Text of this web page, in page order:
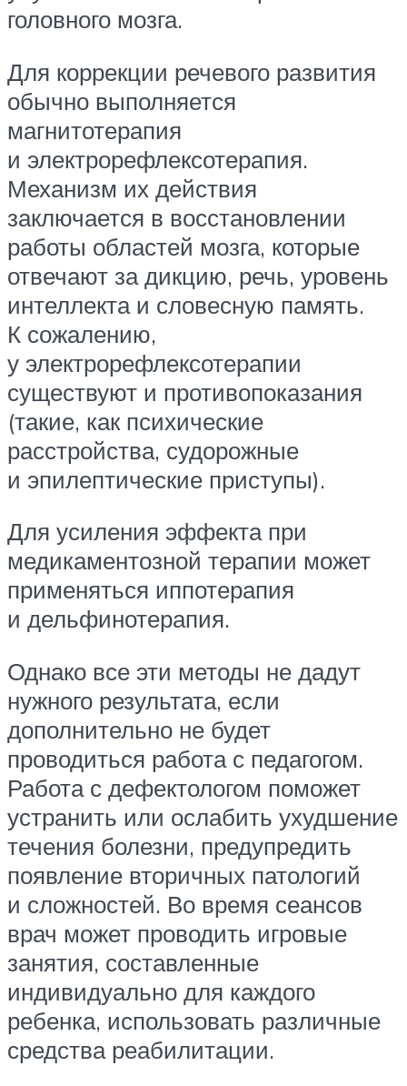
головного мозга.
Для коррекции речевого развития
обычно выполняется
магнитотерапия
и электрорефлексотерапия.
Механизм их действия
заключается в восстановлении
работы областей мозга, которые
отвечают за дикцию, речь, уровень
интеллекта и словесную память.
К сожалению,
у электрорефлексотерапии
существуют и противопоказания
(такие, как психические
расстройства, судорожные
и эпилептические приступы).
Для усиления эффекта при
медикаментозной терапии может
применяться иппотерапия
и дельфинотерапия.
Однако все эти методы не дадут
нужного результата, если
дополнительно не будет
проводиться работа с педагогом.
Работа с дефектологом поможет
устранить или ослабить ухудшение
течения болезни, предупредить
появление вторичных патологий
и сложностей. Во время сеансов
врач может проводить игровые
занятия, составленные
индивидуально для каждого
ребенка, использовать различные
средства реабилитации.